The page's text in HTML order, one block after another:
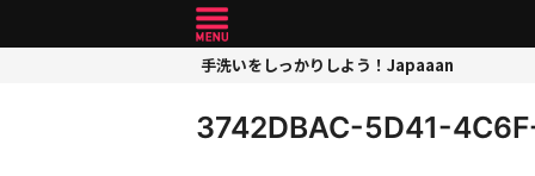
手洗いをしっかりしよう！Japaaan
3742DBAC-5D41-